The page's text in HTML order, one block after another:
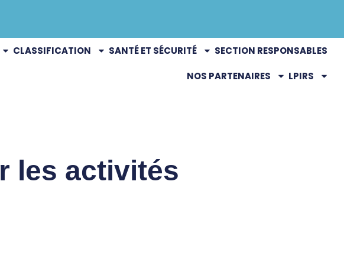
CLASSIFICATION SANTÉ ET SÉCURITÉ SECTION RESPONSABLES
NOS PARTENAIRES LPIRS
les activités